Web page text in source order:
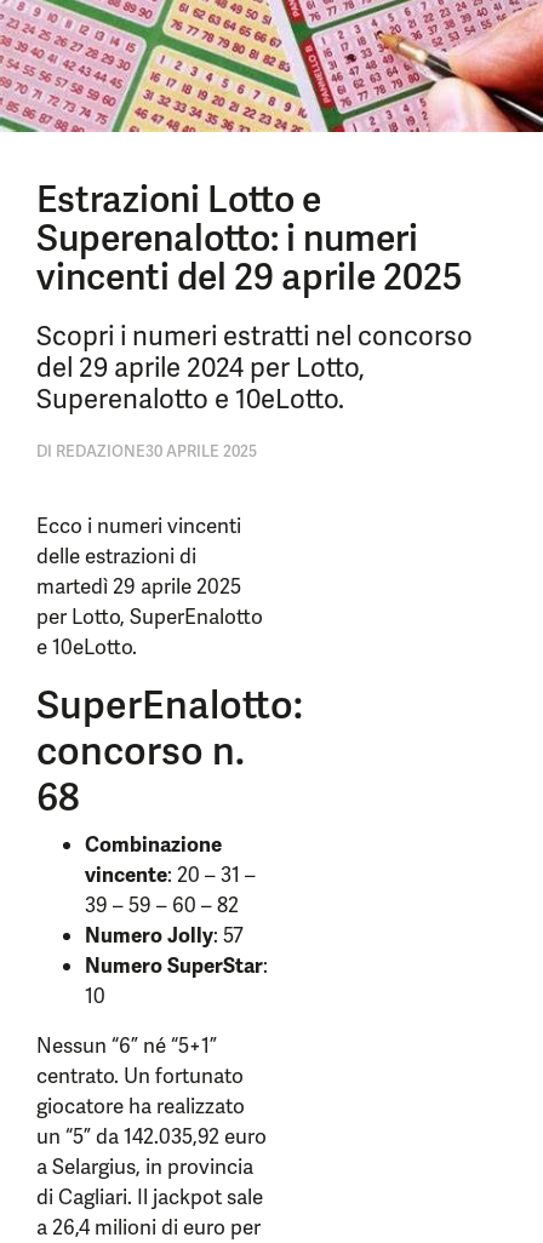
Estrazioni Lotto e
Superenalotto: i numeri
vincenti del 29 aprile 2025
Scopri i numeri estratti nel concorso
del 29 aprile 2024 per Lotto,
Superenalotto e 10eLotto.
DI REDAZIONE30 APRILE 2025
Ecco i numeri vincenti
delle estrazioni di
martedì 29 aprile 2025
per Lotto, SuperEnalotto
e 10eLotto.
SuperEnalotto:
concorso n.
68
Combinazione
vincente: 20 – 31 –
39 – 59 – 60 – 82
Numero Jolly: 57
Numero SuperStar:
10
Nessun “6” né “5+1”
centrato. Un fortunato
giocatore ha realizzato
un “5” da 142.035,92 euro
a Selargius, in provincia
di Cagliari. Il jackpot sale
a 26,4 milioni di euro per